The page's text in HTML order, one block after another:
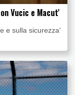
Vucic e Macut'
e sulla sicurezza'